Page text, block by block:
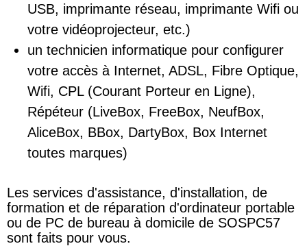
USB, imprimante réseau, imprimante Wifi ou
votre vidéoprojecteur, etc.)
un technicien informatique pour configurer
votre accès à Internet, ADSL, Fibre Optique,
Wifi, CPL (Courant Porteur en Ligne),
Répéteur (LiveBox, FreeBox, NeufBox,
AliceBox, BBox, DartyBox, Box Internet
toutes marques)
Les services d'assistance, d'installation, de
formation et de réparation d'ordinateur portable
ou de PC de bureau à domicile de SOSPC57
sont faits pour vous.